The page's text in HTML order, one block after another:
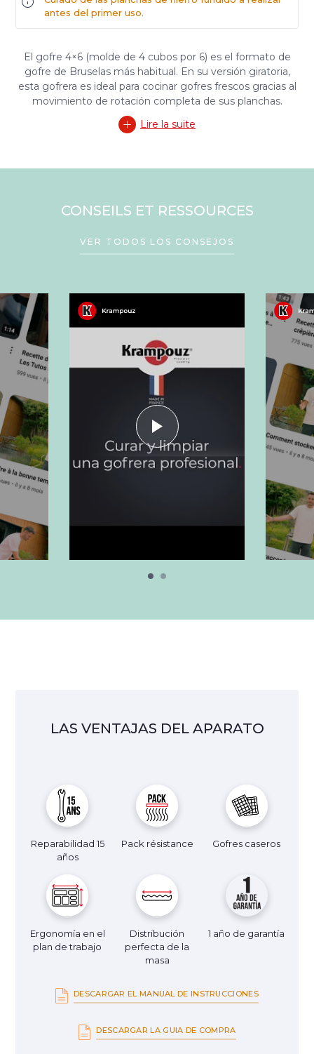
antes del primer uso.
El gofre 4×6 (molde de 4 cubos por 6) es el formato de
gofre de Bruselas más habitual. En su versión giratoria,
esta gofrera es ideal para cocinar gofres frescos gracias al
movimiento de rotación completa de sus planchas.
Lire la suite
CONSEILS ET RESSOURCES
VER TODOS LOS CONSEJOS
LAS VENTAJAS DEL APARATO
Reparabilidad 15
años
Pack résistance Gofres caseros
Ergonomía en el
plan de trabajo
Distribución
perfecta de la
masa
1 año de garantía
DESCARGAR EL MANUAL DE INSTRUCCIONES
DESCARGAR LA GUIA DE COMPRA